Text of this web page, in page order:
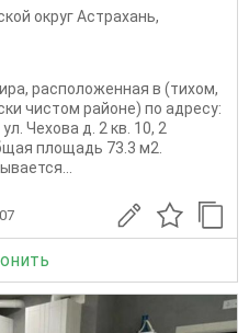
округ Астрахань,
расположенная в (тихом,
чистом районе) по адресу:
Чехова д. 2 кв. 10, 2
площадь 73.3 м2.